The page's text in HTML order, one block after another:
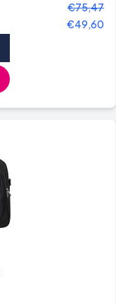
€75,47
€49,60